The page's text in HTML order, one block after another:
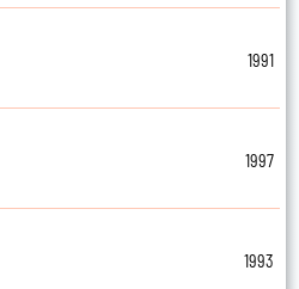
1991
1997
1993